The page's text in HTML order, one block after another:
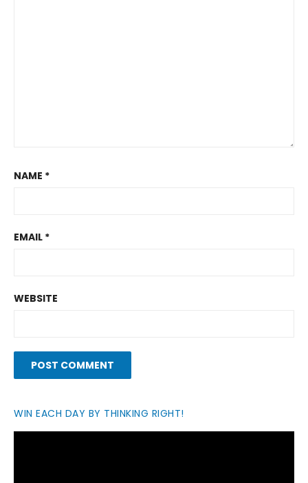
NAME *
EMAIL *
WEBSITE
WIN EACH DAY BY THINKING RIGHT!